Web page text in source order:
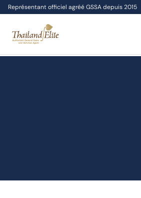
Représentant officiel agréé GSSA depuis 2015